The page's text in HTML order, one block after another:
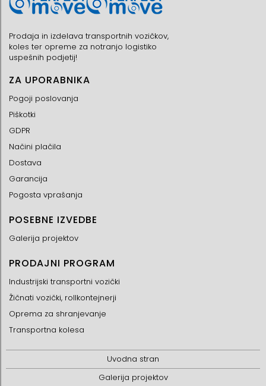
Prodaja in izdelava transportnih vozičkov,
koles ter opreme za notranjo logistiko
uspešnih podjetij!
ZA UPORABNIKA
Pogoji poslovanja
Piškotki
GDPR
Načini plačila
Dostava
Garancija
Pogosta vprašanja
POSEBNE IZVEDBE
Galerija projektov
PRODAJNI PROGRAM
Industrijski transportni vozički
Žičnati vozički, rollkontejnerji
Oprema za shranjevanje
Transportna kolesa
Uvodna stran
Galerija projektov